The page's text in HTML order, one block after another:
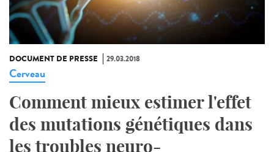
DOCUMENT DE PRESSE 29.03.2018
Cerveau
Comment mieux estimer l'effet
des mutations génétiques dans
les troubles neuro-